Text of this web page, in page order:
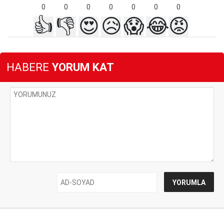
0 0 0 0 0 0 0
👍 👎 😍😥😱😂😡
HABERE YORUM KAT